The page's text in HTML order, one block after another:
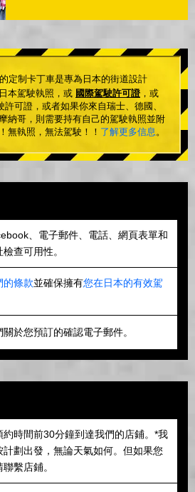
定制卡丁車是專為日本的街道設計
本駕駛執照，或 國際駕駛許可證，或
可證，或者如果你來自瑞士、德國、
納哥，則需要持有自己的駕駛執照並附
無執照，無法駕駛！！ 了解更多信息。
、電子郵件、電話、網頁表單和
查可用性。
的條款並確保擁有您在日本的有效駕
於您預訂的確認電子郵件。
約時間前30分鐘到達我們的店鋪。*我
計劃出發，無論天氣如何。但如果您
繫店鋪。